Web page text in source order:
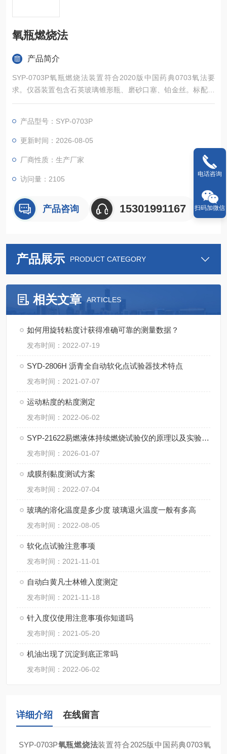
氧瓶燃烧法
产品简介
SYP-0703P氧瓶燃烧法装置符合2020版中国药典0703氧法要
求。仪器装置包含石英玻璃锥形瓶、磨砂口塞、铂金丝。标配提
供1000ml，可选配500ml，2000ml。
产品型号：SYP-0703P
更新时间：2026-08-05
厂商性质：生产厂家
访问量：2105
产品咨询 15301991167
产品展示 PRODUCT CATEGORY
相关文章 ARTICLES
如何用旋转粘度计获得准确可靠的测量数据？
发布时间：2022-07-19
SYD-2806H 沥青全自动软化点试验器技术特点
发布时间：2021-07-07
运动粘度的粘度测定
发布时间：2022-06-02
SYP-21622易燃液体持续燃烧试验仪的原理以及实验步骤
发布时间：2026-01-07
成膜剂黏度测试方案
发布时间：2022-07-04
玻璃的溶化温度是多少度 玻璃退火温度一般有多高
发布时间：2022-08-05
软化点试验注意事项
发布时间：2021-11-01
自动白黄凡士林锥入度测定
发布时间：2021-11-18
针入度仪使用注意事项你知道吗
发布时间：2021-05-20
机油出现了沉淀到底正常吗
发布时间：2022-06-02
详细介绍 在线留言
SYP-0703P氧瓶燃烧法装置符合2025版中国药典0703氧
电话咨询
扫码加微信